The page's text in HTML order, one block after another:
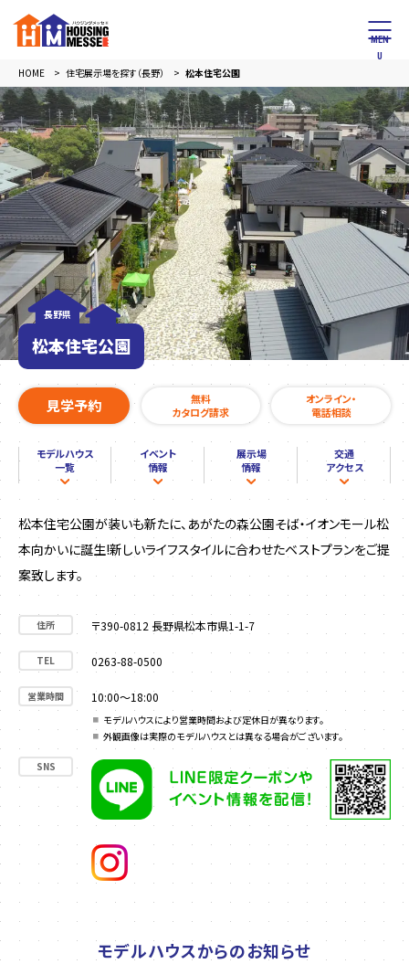
HOME 住宅展示場を探す（長野） 松本住宅公園
見学予約
無料
カタログ請求
オンライン・
電話相談
長野県
松本住宅公園
モデルハウス
一覧
イベント
情報
展示場
情報
交通
アクセス
松本住宅公園が装いも新たに、あがたの森公園そば・イオンモール松
本向かいに誕生!新しいライフスタイルに合わせたベストプランをご提
案致します。
住所 〒390-0812 長野県松本市県1-1-7
TEL 0263-88-0500
営業時間 10:00～18:00
モデルハウスにより営業時間および定休日が異なります。
外観画像は実際のモデルハウスとは異なる場合がございます。
SNS
モデルハウスからのお知らせ